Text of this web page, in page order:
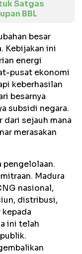
Satgas
BBL
besar
Kebijakan ini
energi
pusat ekonomi
keberhasilan
besarnya
subsidi negara.
dari sejauh mana
merasakan
pengelolaan.
Madura
nasional,
distribusi,
ini telah